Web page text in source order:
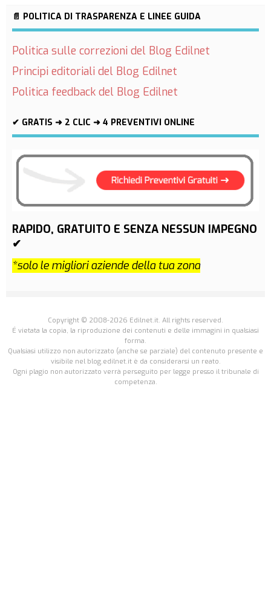
📄 POLITICA DI TRASPARENZA E LINEE GUIDA
Politica sulle correzioni del Blog Edilnet
Principi editoriali del Blog Edilnet
Politica feedback del Blog Edilnet
✔ GRATIS ➜ 2 CLIC ➜ 4 PREVENTIVI ONLINE
RAPIDO, GRATUITO E SENZA NESSUN IMPEGNO
✔
*solo le migliori aziende della tua zona
Copyright © 2008-2026 Edilnet.it. All rights reserved.
É vietata la copia, la riproduzione dei contenuti e delle immagini in qualsiasi
forma.
Qualsiasi utilizzo non autorizzato (anche se parziale) del contenuto presente e
visibile nel blog.edilnet.it è da considerarsi un reato.
Ogni plagio non autorizzato verrà perseguito per legge presso il tribunale di
competenza.